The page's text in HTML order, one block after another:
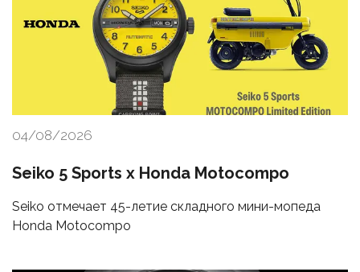
04/08/2026
Seiko 5 Sports x Honda Motocompo
Seiko отмечает 45-летие складного мини-мопеда
Honda Motocompo